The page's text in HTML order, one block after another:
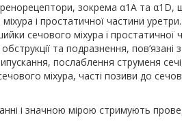
зокрема α1Aта α1 D,
і простатичної частини
сечового міхура і простатичної
та подразнення, пов’язані
послаблення струменя
міхура, часті позиви до
і значною мірою стримують